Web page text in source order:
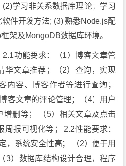
学习非关系数据库理论；学习
件开发方法; (3) 熟悉Node.js配
架及MongoDB数据库环境。
功能要求：（1）博客文章管
华文章推荐；（2）查询，实现
内容、博客作者等进行查询；
客文章的评论管理；（4）用户
增删等； （5）相关文章及点击
报可视化等； 2.2性能要求：
，系统安全性高； （2）便于用
3）数据库结构设计合理，程序